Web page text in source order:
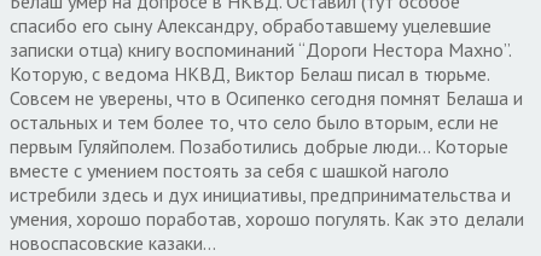
спасибо его сыну Александру, обработавшему уцелевшие
записки отца) книгу воспоминаний “Дороги Нестора Махно”.
Которую, с ведома НКВД, Виктор Белаш писал в тюрьме.
Совсем не уверены, что в Осипенко сегодня помнят Белаша и
остальных и тем более то, что село было вторым, если не
первым Гуляйполем. Позаботились добрые люди… Которые
вместе с умением постоять за себя с шашкой наголо
истребили здесь и дух инициативы, предпринимательства и
умения, хорошо поработав, хорошо погулять. Как это делали
новоспасовские казаки…